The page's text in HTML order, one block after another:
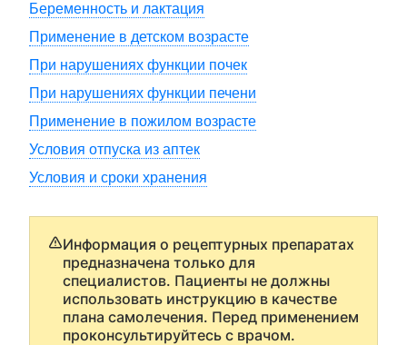
Беременность и лактация
Применение в детском возрасте
При нарушениях функции почек
При нарушениях функции печени
Применение в пожилом возрасте
Условия отпуска из аптек
Условия и сроки хранения
Информация о рецептурных препаратах
предназначена только для
специалистов. Пациенты не должны
использовать инструкцию в качестве
плана самолечения. Перед применением
проконсультируйтесь с врачом.